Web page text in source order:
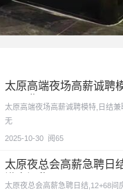
太原高端夜场高薪诚聘
职零费用入职
太原高端夜场高薪诚聘模特,日结
无
2025-10-30 阅65
太原夜总会高薪急聘日
满客源稳
太原夜总会高薪急聘日结,12+68间